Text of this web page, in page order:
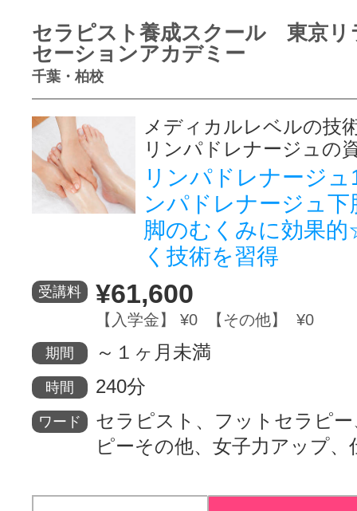
セラピスト養成スクール 東京リ
セーションアカデミー
千葉・柏校
メディカルレベルの技
リンパドレナージュの
リンパドレナージ
ンパドレナージュ下
脚のむくみに効果
く技術を習得
受講料 ¥61,600
【入学金】 ¥0 【その他】 ¥0
期間 ～１ヶ月未満
時間 240分
ワード
セラピスト、フットセラピ
ピーその他、女子力アップ、